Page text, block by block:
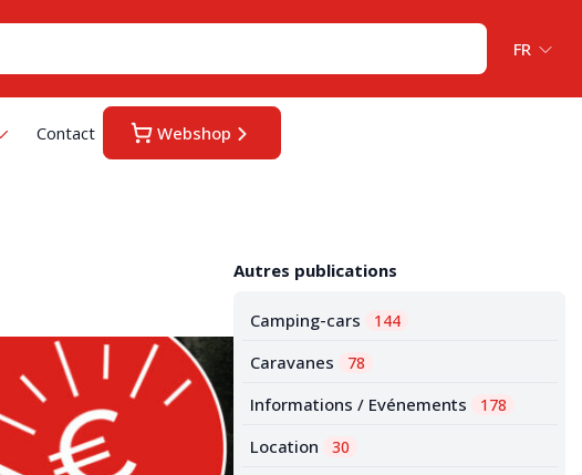
FR
Contact Webshop
Autres publications
Camping-cars 144
Caravanes 78
Informations / Evénements 178
Location 30